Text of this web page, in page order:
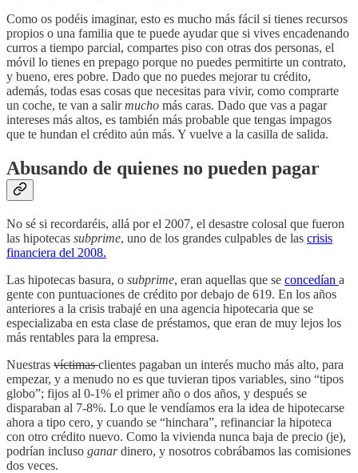
Como os podéis imaginar, esto es mucho más fácil si tienes recursos
propios o una familia que te puede ayudar que si vives encadenando
curros a tiempo parcial, compartes piso con otras dos personas, el
móvil lo tienes en prepago porque no puedes permitirte un contrato,
y bueno, eres pobre. Dado que no puedes mejorar tu crédito,
además, todas esas cosas que necesitas para vivir, como comprarte
un coche, te van a salirmucho más caras. Dado que vas a pagar
intereses más altos, es también más probable que tengas impagos
que te hundan el crédito aún más. Y vuelve a la casilla de salida.
Abusando de quienes no pueden pagar
No sé si recordaréis, allá por el 2007, el desastre colosal que fueron
las hipotecas subprime, uno de los grandes culpables de las crisis
financiera del 2008.
Las hipotecas basura, o subprime, eran aquellas que se concedían a
gente con puntuaciones de crédito por debajo de 619. En los años
anteriores a la crisis trabajé en una agencia hipotecaria que se
especializaba en esta clase de préstamos, que eran de muy lejos los
más rentables para la empresa.
Nuestras víctimasclientes pagaban un interés mucho más alto, para
empezar, y a menudo no es que tuvieran tipos variables, sino “tipos
globo”; fijos al 0-1% el primer año o dos años, y después se
disparaban al 7-8%. Lo que le vendíamos era la idea de hipotecarse
ahora a tipo cero, y cuando se “hinchara”, refinanciar la hipoteca
con otro crédito nuevo. Como la vivienda nunca baja de precio (je),
podrían incluso ganardinero, y nosotros cobrábamos las comisiones
dos veces.